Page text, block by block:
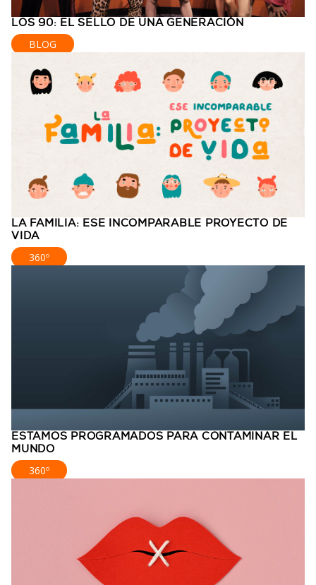
LOS 90: EL SELLO DE UNA GENERACIÓN
BLOG
LA FAMILIA: ESE INCOMPARABLE PROYECTO DE
VIDA
360º
ESTAMOS PROGRAMADOS PARA CONTAMINAR EL
MUNDO
360º